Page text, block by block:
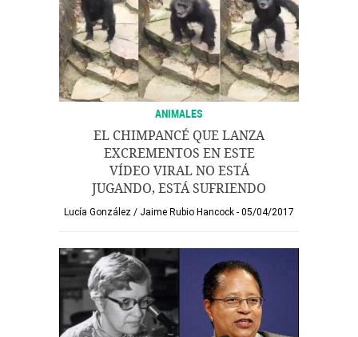
ANIMALES
EL CHIMPANCÉ QUE LANZA
EXCREMENTOS EN ESTE
VÍDEO VIRAL NO ESTÁ
JUGANDO, ESTÁ SUFRIENDO
Lucía González / Jaime Rubio Hancock 05/04/2017